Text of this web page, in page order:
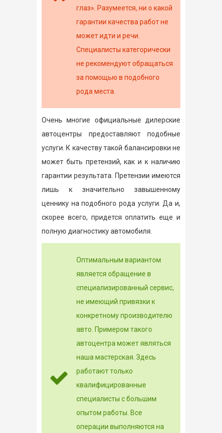
глаз». Разумеется, ни о какой
гарантии качества работ не
может идти и речи.
Специалисты категорически
не рекомендуют обращаться
за помощью в подобного
рода места.
Очень многие официальные дилерские
автоцентры предоставляют подобные
услуги. К качеству такой балансировки не
может быть претензий, как и к наличию
гарантии результата. Претензии имеются
лишь к значительно завышенному
ценнику на подобного рода услуги. Да и,
скорее всего, придется оплатить еще и
полную диагностику автомобиля.
Оптимальным вариантом
является обращение в
специализированный сервис,
не имеющий привязки к
конкретному производителю
авто. Примером такого
автоцентра может являться
наша мастерская. Здесь
работают только
квалифицированные
специалисты с большим
опытом работы. Все
операции выполняются на